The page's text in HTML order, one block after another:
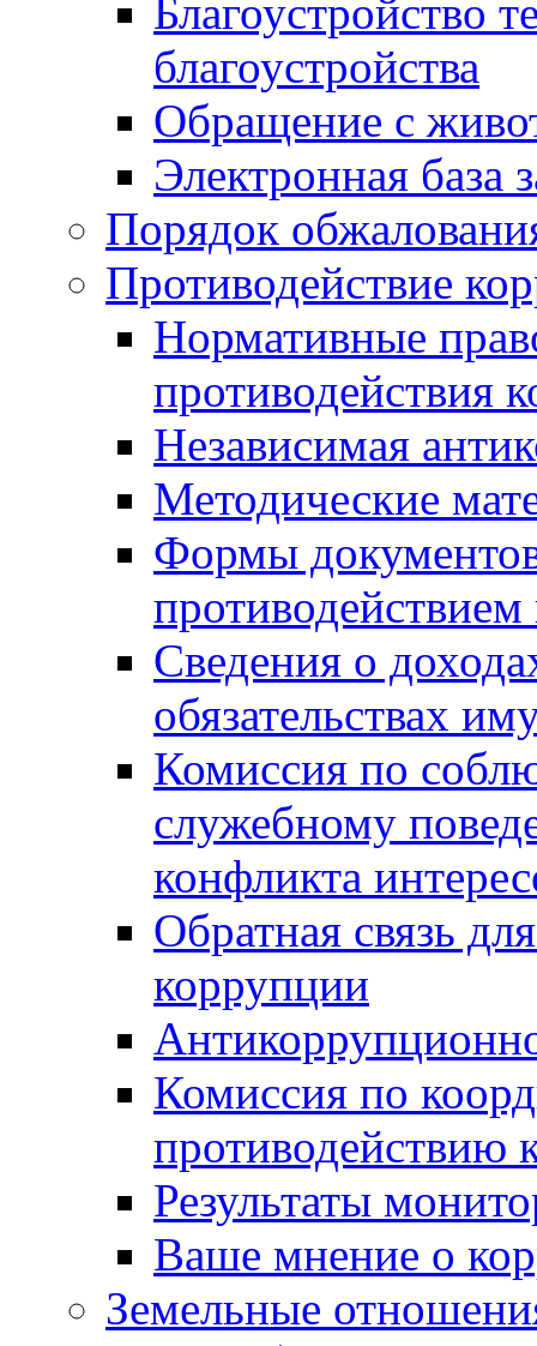
Благоустройство
благоустройства
Обращение с
Электронная база
Порядок
Противодействие
Нормативные
противодействия
Независимая
Методические
Формы
Сведения о
обязательствах
Комиссия по
служебному
конфликта
Обратная связь
коррупции
Комиссия по
противодействию
Результаты
Ваше мнение о
Земельные